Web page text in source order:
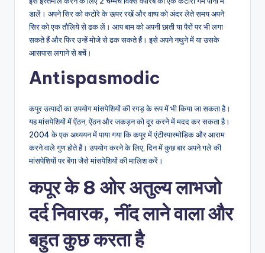
डालें। अपने सिर को कटोरे के ऊपर रखें और वाष्प को अंदर लेते समय अपने
सिर को एक तौलिये से ढक लें। आप बाम को अपनी छाती या पैरों पर भी लगा
सकते हैं और फिर उन्हें मोजे से ढक सकते हैं। इसे अपने नथुने में या उसके
आसपास लगाने से बचें।
Antispasmodic
कपूर उत्पादों का उपयोग मांसपेशियों की रगड़ के रूप में भी किया जा सकता है।
यह मांसपेशियों में ऐंठन, ऐंठन और जकड़न को दूर करने में मदद कर सकता है।
2004 के एक अध्ययन में पाया गया कि कपूर में एंटीस्पास्मोडिक और आराम
करने वाले गुण होते हैं। उपयोग करने के लिए, दिन में कुछ बार अपने गले की
मांसपेशियों पर बेंगा जैसे मांसपेशियों की मालिश करें।
कपूर के 8 ओर अतुल्य लाभजो
दर्द निवारक, नींद लाने वाला और
बहुत कुछ करता है